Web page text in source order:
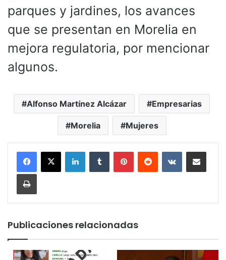
parques y jardines, los avances
que se presentan en Morelia en
mejora regulatoria, por mencionar
algunos.
Alfonso Martínez Alcázar Empresarias
Morelia Mujeres
LinkedInTumblr PinterestReddit VKontakteCompartir por
Imprimir
Publicaciones relacionadas